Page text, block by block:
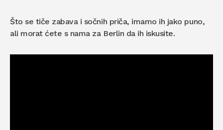
Što se tiče zabava i sočnih priča, imamo ih jako puno,
ali morat ćete s nama za Berlin da ih iskusite.